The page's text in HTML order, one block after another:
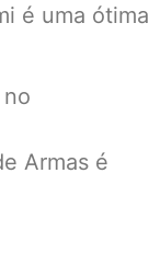
é uma ótima
Armas é